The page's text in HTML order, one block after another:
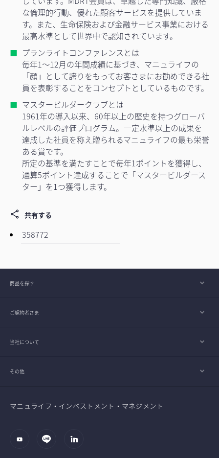
な倫理的行動、優れた顧客サービスを提供していま
す。また、生命保険および金融サービス事業における
最高水準として世界中で認知されています。
プランライトコンファレンスとは
毎年1～12月の年間成績に基づき、マニュライフの
「顔」として誇りをもってお客さまにお勧めできる社
員を表彰することをコンセプトとしているものです。
マスタービルダークラブとは
1961年の導入以来、60年以上の歴史を持つグローバ
ルレベルの評価プログラム。一定水準以上の成果を
達成した社員を称え贈られるマニュライフの最も栄誉
ある賞です。
所定の基準を満たすことで毎年1ポイントを獲得し、
通算5ポイント達成することで「マスタービルダース
ター」を1つ獲得します。
共有する
商品を探す
ご契約者さま
当社について
その他
マニュライフ・インベストメント・マネジメント